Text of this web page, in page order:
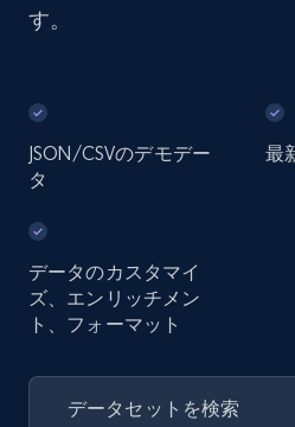
す。
JSON/CSVのデモデー
タ
最
データのカスタマイ
ズ、エンリッチメン
ト、フォーマット